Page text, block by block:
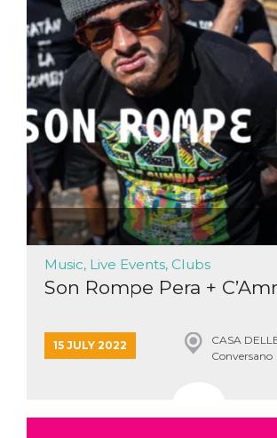
Music, Live Events, Clubs
Son Rompe Pera +
15 JULY 2022
CASA
Conversano